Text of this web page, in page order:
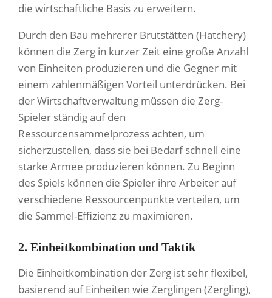
die wirtschaftliche Basis zu erweitern.
Durch den Bau mehrerer Brutstätten (Hatchery)
können die Zerg in kurzer Zeit eine große Anzahl
von Einheiten produzieren und die Gegner mit
einem zahlenmäßigen Vorteil unterdrücken. Bei
der Wirtschaftverwaltung müssen die Zerg-
Spieler ständig auf den
Ressourcensammelprozess achten, um
sicherzustellen, dass sie bei Bedarf schnell eine
starke Armee produzieren können. Zu Beginn
des Spiels können die Spieler ihre Arbeiter auf
verschiedene Ressourcenpunkte verteilen, um
die Sammel-Effizienz zu maximieren.
2. Einheitkombination und Taktik
Die Einheitkombination der Zerg ist sehr flexibel,
basierend auf Einheiten wie Zerglingen (Zergling),